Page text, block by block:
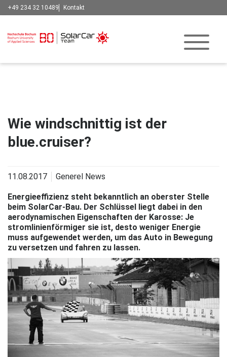
+49 234 32 10489 Kontakt
Wie windschnittig ist der
blue.cruiser?
11.08.2017 Generel News
Energieeffizienz steht bekanntlich an oberster Stelle
beim SolarCar-Bau. Der Schlüssel liegt dabei in den
aerodynamischen Eigenschaften der Karosse: Je
stromlinienförmiger sie ist, desto weniger Energie
muss aufgewendet werden, um das Auto in Bewegung
zu versetzen und fahren zu lassen.